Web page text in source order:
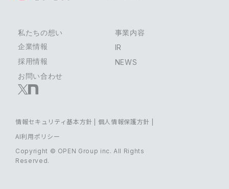
私たちの想い
事業内容
企業情報
IR
採用情報
NEWS
お問い合わせ
Copyright © OPEN Group inc. All Rights
Reserved.
情報セキュリティ基本方針 | 個人情報保護方針 |
AI利用ポリシー